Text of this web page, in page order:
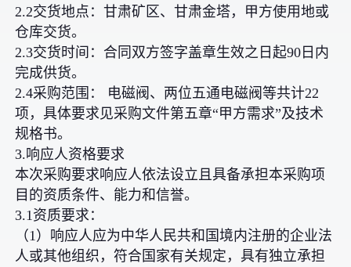
2.2交货地点：甘肃矿区、甘肃金塔，甲方使用地或
仓库交货。
2.3交货时间：合同双方签字盖章生效之日起90日内
完成供货。
2.4采购范围： 电磁阀、两位五通电磁阀等共计22
项，具体要求见采购文件第五章“甲方需求”及技术
规格书。
3.响应人资格要求
本次采购要求响应人依法设立且具备承担本采购项
目的资质条件、能力和信誉。
3.1资质要求：
（1）响应人应为中华人民共和国境内注册的企业法
人或其他组织，符合国家有关规定，具有独立承担